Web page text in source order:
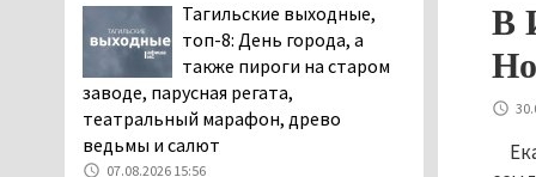
В
Тагильские выходные,
топ-8: День города, а
также пироги на старом
заводе, парусная регата,
театральный марафон, древо
ведьмы и салют
07.08.2026 15:56